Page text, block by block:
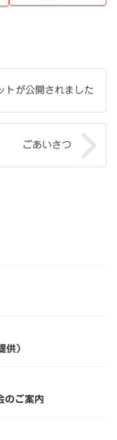
トが公開されました
ごあいさつ
）
のご案内